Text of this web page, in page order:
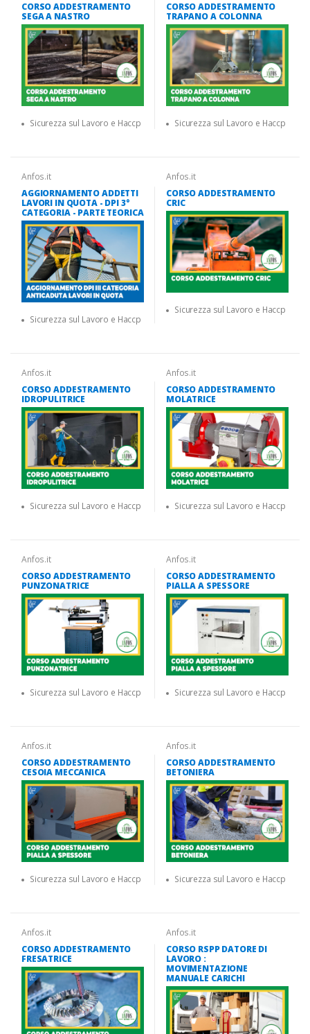
CORSO ADDESTRAMENTO
SEGA A NASTRO
Sicurezza sul Lavoro e Haccp
CORSO ADDESTRAMENTO
TRAPANO A COLONNA
Sicurezza sul Lavoro e Haccp
Anfos.it
AGGIORNAMENTO ADDETTI
LAVORI IN QUOTA - DPI 3°
CATEGORIA - PARTE TEORICA
Sicurezza sul Lavoro e Haccp
Anfos.it
CORSO ADDESTRAMENTO
CRIC
Sicurezza sul Lavoro e Haccp
Anfos.it
CORSO ADDESTRAMENTO
IDROPULITRICE
Sicurezza sul Lavoro e Haccp
Anfos.it
CORSO ADDESTRAMENTO
MOLATRICE
Sicurezza sul Lavoro e Haccp
Anfos.it
CORSO ADDESTRAMENTO
PUNZONATRICE
Sicurezza sul Lavoro e Haccp
Anfos.it
CORSO ADDESTRAMENTO
PIALLA A SPESSORE
Sicurezza sul Lavoro e Haccp
Anfos.it
CORSO ADDESTRAMENTO
CESOIA MECCANICA
Sicurezza sul Lavoro e Haccp
Anfos.it
CORSO ADDESTRAMENTO
BETONIERA
Sicurezza sul Lavoro e Haccp
Anfos.it
CORSO ADDESTRAMENTO
FRESATRICE
Anfos.it
CORSO RSPP DATORE DI
LAVORO :
MOVIMENTAZIONE
MANUALE CARICHI